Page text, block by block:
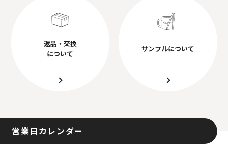
返品・交換
について
サンプルについて
営業日カレンダー